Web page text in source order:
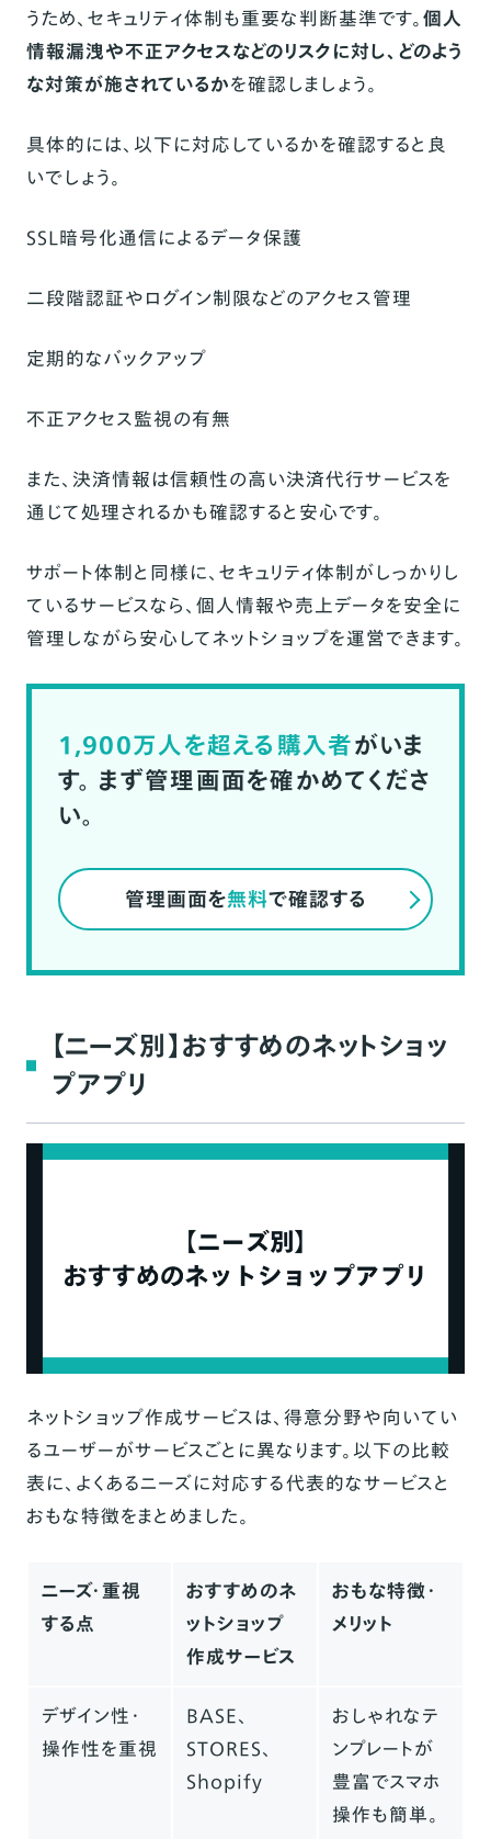
うため、セキュリティ体制も重要な判断基準です。個人
情報漏洩や不正アクセスなどのリスクに対し、どのよう
な対策が施されているかを確認しましょう。
具体的には、以下に対応しているかを確認すると良
いでしょう。
SSL暗号化通信によるデータ保護
二段階認証やログイン制限などのアクセス管理
定期的なバックアップ
不正アクセス監視の有無
また、決済情報は信頼性の高い決済代行サービスを
通じて処理されるかも確認すると安心です。
サポート体制と同様に、セキュリティ体制がしっかりし
ているサービスなら、個人情報や売上データを安全に
管理しながら安心してネットショップを運営できます。
1,900万人を超える購入者がいま
す。 まず管理画面を確かめてくださ
い。
管理画面を無料で確認する
【ニーズ別】おすすめのネットショッ
プアプリ
ネットショップ作成サービスは、得意分野や向いてい
るユーザーがサービスごとに異なります。以下の比較
表に、よくあるニーズに対応する代表的なサービスと
おもな特徴をまとめました。
ニーズ・重視
する点
おすすめのネ
ットショップ
作成サービス
おもな特徴・
メリット
デザイン性・
操作性を重視
BASE、
STORES、
Shopify
おしゃれなテ
ンプレートが
豊富でスマホ
操作も簡単。